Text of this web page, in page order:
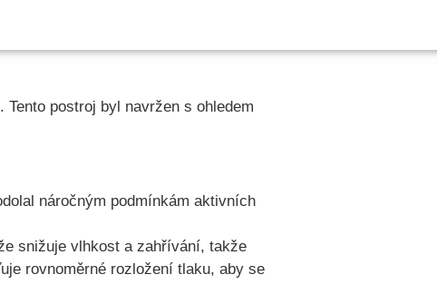
postroj byl navržen s ohledem
náročným podmínkám aktivních
snižuje vlhkost a zahřívání, takže
rovnoměrné rozložení tlaku, aby se